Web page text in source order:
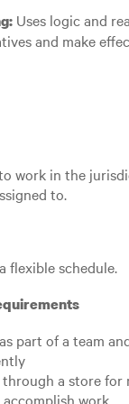
Uses logic and
and make
work in the
to.
flexible schedule.
part of a team
a store for
work